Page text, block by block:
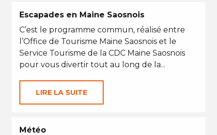
Escapades en Maine Saosnois
C’est le programme commun, réalisé entre
l’Office de Tourisme Maine Saosnois et le
Service Tourisme de la CDC Maine Saosnois
pour vous divertir tout au long de la...
LIRE LA SUITE
Météo